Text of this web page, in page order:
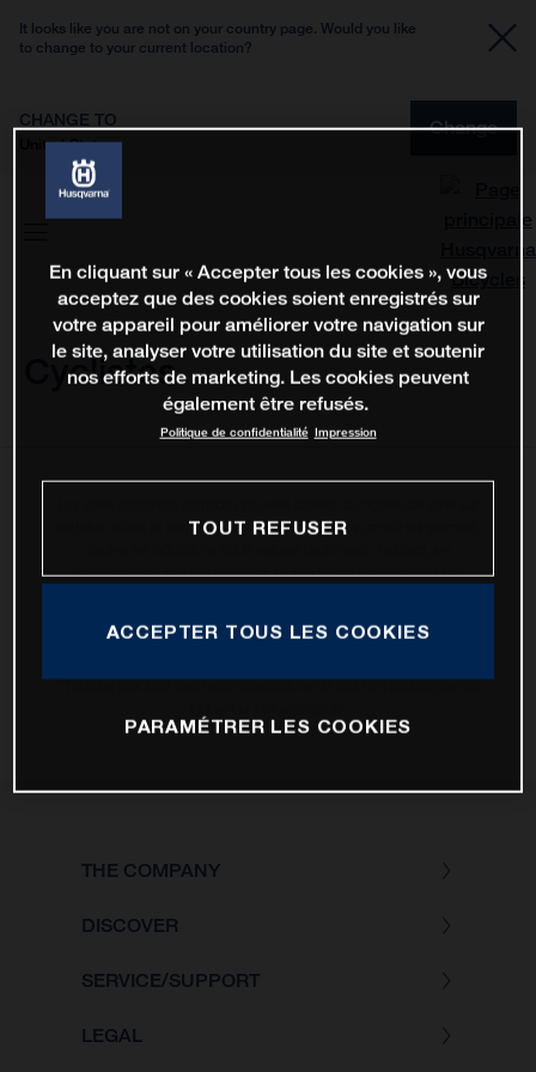
It looks like you are not on your country page. Would you like
to change to your current location?
CHANGE TO
United States
Change
Cyclistes
certains détails et certains sont équipés d’options contre supplément.
performances, les dimensions et les poids des vélos ne sont pas
compte du fait que les spécifications des modèles peuvent varier d'un
THE COMPANY
DISCOVER
SERVICE/SUPPORT
LEGAL
En cliquant sur « Accepter tous les cookies », vous
acceptez que des cookies soient enregistrés sur
votre appareil pour améliorer votre navigation sur
le site, analyser votre utilisation du site et soutenir
nos efforts de marketing. Les cookies peuvent
également être refusés.
Politique de confidentialité Impression
TOUT REFUSER
ACCEPTER TOUS LES COOKIES
PARAMÉTRER LES COOKIES